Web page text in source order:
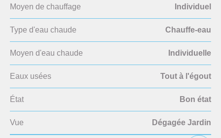
Moyen de chauffage Individuel
Type d'eau chaude Chauffe-eau
Moyen d'eau chaude Individuelle
Eaux usées Tout à l'égout
État Bon état
Vue Dégagée Jardin